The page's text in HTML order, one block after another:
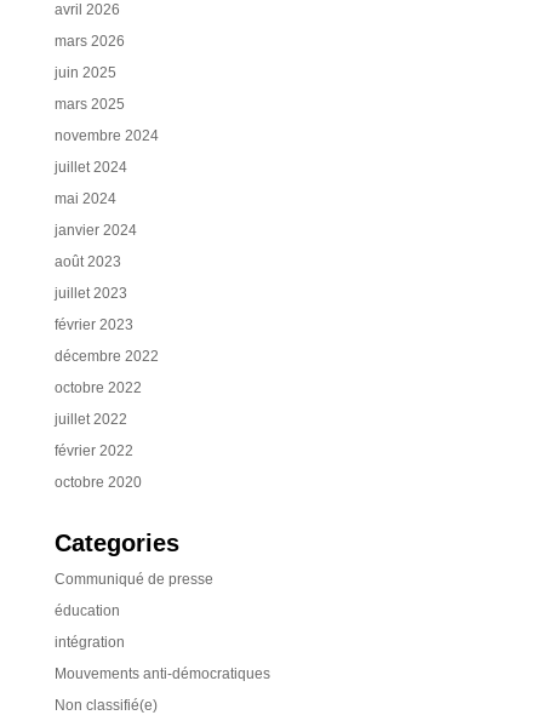
avril 2026
mars 2026
juin 2025
mars 2025
novembre 2024
juillet 2024
mai 2024
janvier 2024
août 2023
juillet 2023
février 2023
décembre 2022
octobre 2022
juillet 2022
février 2022
octobre 2020
Categories
Communiqué de presse
éducation
intégration
Mouvements anti-démocratiques
Non classifié(e)